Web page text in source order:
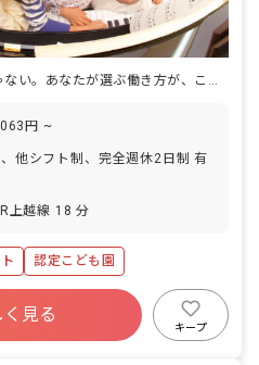
毎週同じシフトじゃない。あなたが選ぶ働き方が、ここにあります。
円 ~
、他シフト制、完全週休2日制 有
上越線 18 分
認定こども園
く見る
キープ